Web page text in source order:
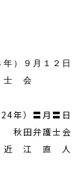
）９月１２日
士 会
年）〓月〓日
秋田弁護士会
江 直 人